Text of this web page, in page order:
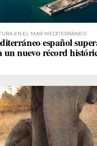
EN EL MAR MEDITERRÁNEO
español
un nuevo récord